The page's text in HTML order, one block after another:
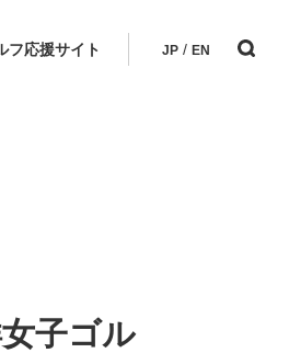
フ応援サイト JP / EN
子ゴル